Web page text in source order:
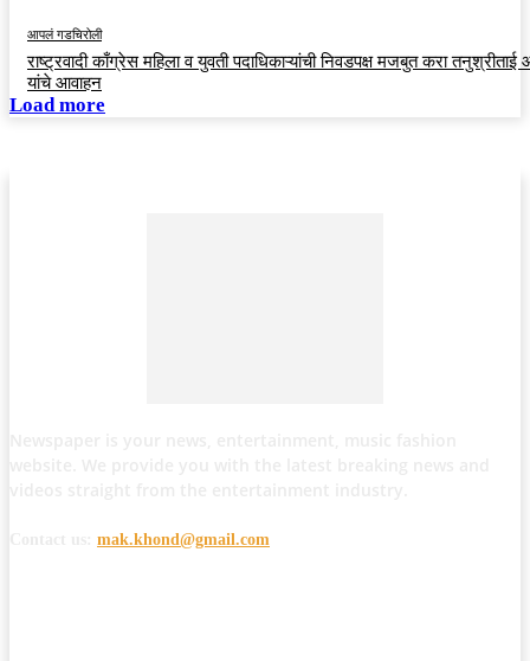
आपलं गडचिरोली
राष्ट्रवादी काँग्रेस महिला व युवती पदाधिकाऱ्यांची निवडपक्ष मजबुत करा तनुश्रीताई
यांचे आवाहन
Load more
mak.khond@gmail.com